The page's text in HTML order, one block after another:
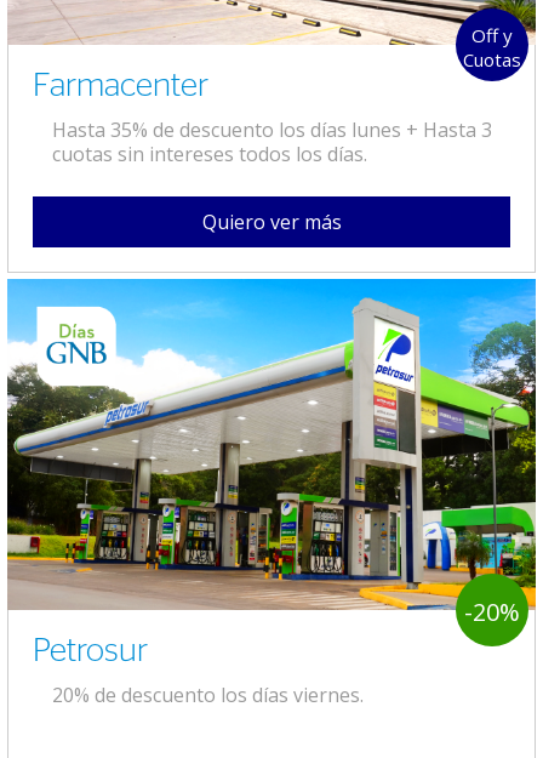
Off y
Cuotas
Farmacenter
Hasta 35% de descuento los días lunes + Hasta 3
cuotas sin intereses todos los días.
Quiero ver más
-20%
Petrosur
20% de descuento los días viernes.